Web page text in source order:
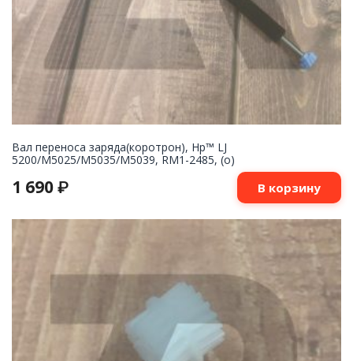
Вал переноса заряда(коротрон), Hp™ LJ
5200/M5025/M5035/M5039, RM1-2485, (о)
1 690 ₽ В корзину